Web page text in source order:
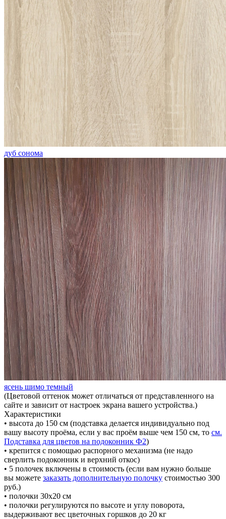
дуб сонома
ясень шимо темный
(Цветовой оттенок может отличаться от представленного на
сайте и зависит от настроек экрана вашего устройства.)
Характеристики
• высота до 150 см (подставка делается индивидуально под
вашу высоту проёма, если у вас проём выше чем 150 см, то см.
Подставка для цветов на подоконник Ф2)
• крепится с помощью распорного механизма (не надо
сверлить подоконник и верхний откос)
• 5 полочек включены в стоимость (если вам нужно больше
вы можете заказать дополнительную полочку стоимостью 300
руб.)
• полочки 30х20 см
• полочки регулируются по высоте и углу поворота,
выдерживают вес цветочных горшков до 20 кг